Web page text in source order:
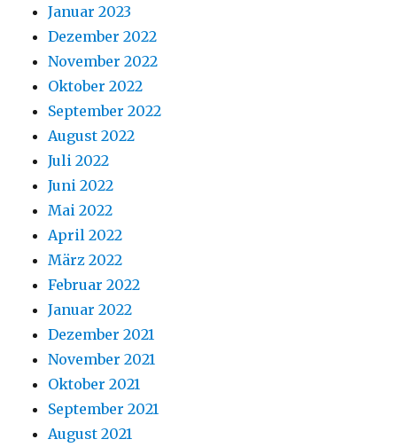
Januar 2023
Dezember 2022
November 2022
Oktober 2022
September 2022
August 2022
Juli 2022
Juni 2022
Mai 2022
April 2022
März 2022
Februar 2022
Januar 2022
Dezember 2021
November 2021
Oktober 2021
September 2021
August 2021